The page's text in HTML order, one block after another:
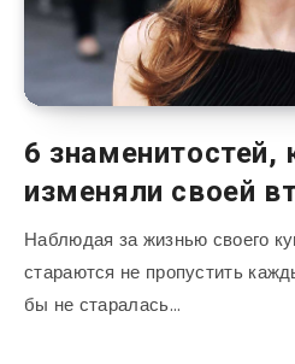
6 знаменитостей,
изменяли своей
Наблюдая за жизнью своего
стараются не пропустить
бы не старалась…